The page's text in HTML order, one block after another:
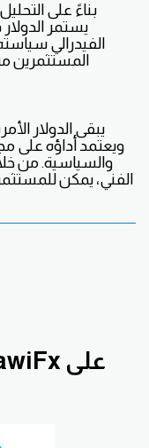
بناءً على
يستمر
الفيدرالي
المستثمرين
يبقى الدولار
ويعتمد أداؤه على
والسياسية. من
الفني، يمكن